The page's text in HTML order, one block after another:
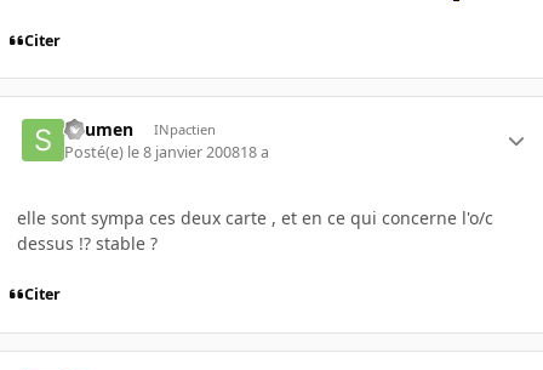
Citer
sirumen INpactien
Posté(e) le 8 janvier 200818 a
elle sont sympa ces deux carte , et en ce qui concerne l'o/c
dessus !? stable ?
Citer